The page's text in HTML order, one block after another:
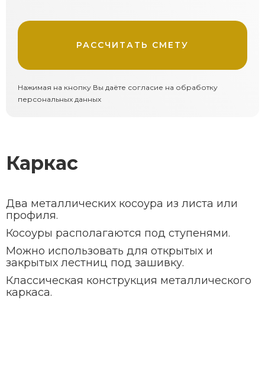
РАССЧИТАТЬ СМЕТУ
Нажимая на кнопку Вы даёте согласие на обработку
персональных данных
Каркас
Два металлических косоура из листа или
профиля.
Косоуры располагаются под ступенями.
Можно использовать для открытых и
закрытых лестниц под зашивку.
Классическая конструкция металлического
каркаса.